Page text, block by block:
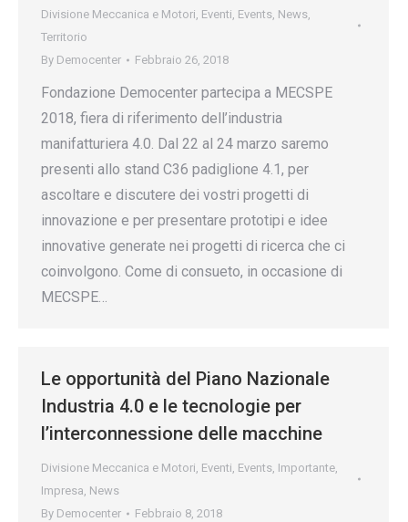
Divisione Meccanica e Motori, Eventi, Events, News,
Territorio
By Democenter Febbraio 26, 2018
Fondazione Democenter partecipa a MECSPE
2018, fiera di riferimento dell’industria
manifatturiera 4.0. Dal 22 al 24 marzo saremo
presenti allo stand C36 padiglione 4.1, per
ascoltare e discutere dei vostri progetti di
innovazione e per presentare prototipi e idee
innovative generate nei progetti di ricerca che ci
coinvolgono. Come di consueto, in occasione di
MECSPE…
Le opportunità del Piano Nazionale
Industria 4.0 e le tecnologie per
l’interconnessione delle macchine
Divisione Meccanica e Motori, Eventi, Events, Importante,
Impresa, News
By Democenter Febbraio 8, 2018